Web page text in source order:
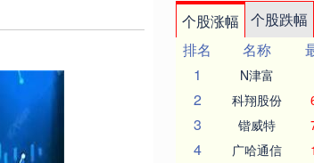
个股涨幅 个股跌幅
排名
名称
1
N津富
2 科翔股份
3 锴威特
4 广哈通信